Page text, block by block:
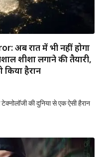
अब रात में भी नहीं होगा
शीशा लगाने की तैयारी,
किया हैरान
की दुनिया से एक ऐसी हैरान